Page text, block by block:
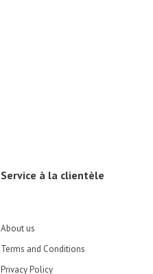
Service à la clientèle
About us
Terms and Conditions
Privacy Policy